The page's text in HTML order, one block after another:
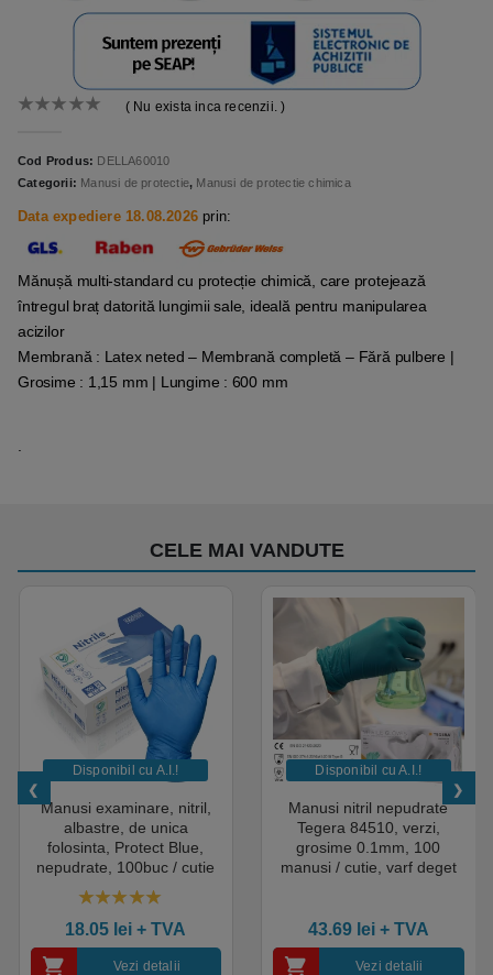
( Nu exista inca recenzii. )
Cod Produs: DELLA60010
Categorii: Manusi de protectie, Manusi de protectie chimica
Data expediere 18.08.2026 prin:
Mănușă multi-standard cu protecție chimică, care protejează
întregul braț datorită lungimii sale, ideală pentru manipularea
acizilor
Membrană : Latex neted – Membrană completă – Fără pulbere |
Grosime : 1,15 mm | Lungime : 600 mm
CELE MAI VANDUTE
Disponibil cu A.I.​!
Manusi examinare, nitril,
albastre, de unica
folosinta, Protect Blue,
nepudrate, 100buc / cutie
pentru medical, HoReCa,
saloane si domeniul
industrial, calitate premium
18.05 lei + TVA
Vezi detalii
Disponibil cu A.I.​!
Manusi nitril nepudrate
Tegera 84510, verzi,
grosime 0.1mm, 100
manusi / cutie, varf deget
43.69 lei+ TVA
Vezi detalii